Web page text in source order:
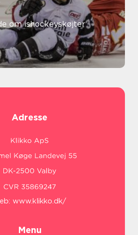
om ishockeyskøjter
Adresse
www.klikko.dk/
Menu